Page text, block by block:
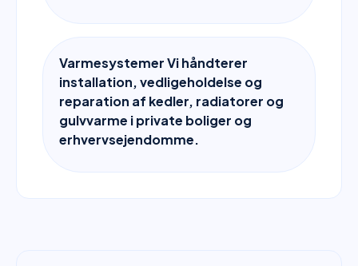
Varmesystemer Vi håndterer
installation, vedligeholdelse og
reparation af kedler, radiatorer og
gulvvarme i private boliger og
erhvervsejendomme.